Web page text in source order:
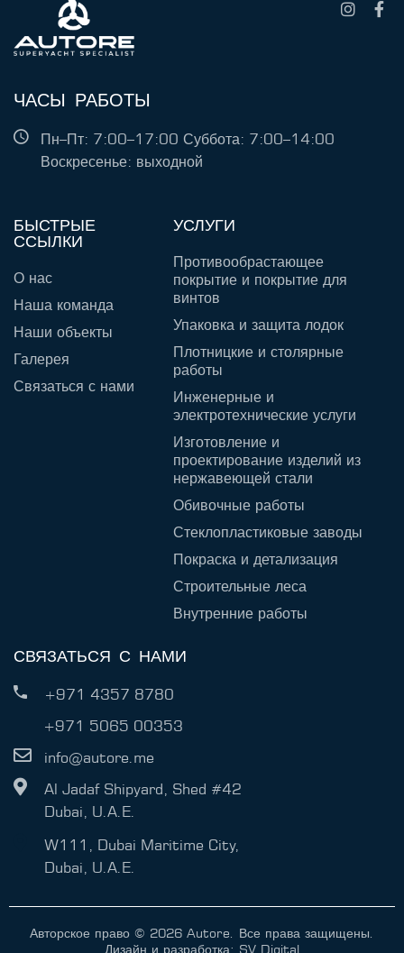
ЧАСЫ РАБОТЫ
Пн–Пт: 7:00–17:00 Суббота: 7:00–14:00
Воскресенье: выходной
БЫСТРЫЕ
ССЫЛКИ
О нас
Наша команда
Наши объекты
Галерея
Связаться с нами
УСЛУГИ
Противообрастающее
покрытие и покрытие для
винтов
Упаковка и защита лодок
Плотницкие и столярные
работы
Инженерные и
электротехнические услуги
Изготовление и
проектирование изделий из
нержавеющей стали
Обивочные работы
Стеклопластиковые заводы
Покраска и детализация
Строительные леса
Внутренние работы
СВЯЗАТЬСЯ С НАМИ
+971 4357 8780
+971 5065 00353
info@autore.me
Al Jadaf Shipyard, Shed #42
Dubai, U.A.E.
W111, Dubai Maritime City,
Dubai, U.A.E.
Авторское право © 2026 Autore. Все права защищены.
Дизайн и разработка: SV Digital